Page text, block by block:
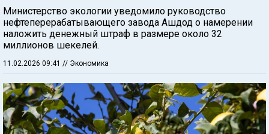
Министерство экологии уведомило руководство
нефтеперерабатывающего завода Ашдод о намерении
наложить денежный штраф в размере около 32
миллионов шекелей.
11.02.2026 09:41 // Экономика